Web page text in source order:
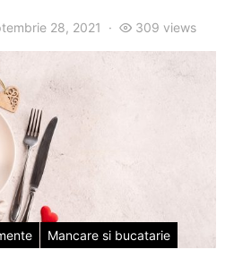
28, 2021 309 views
Mancare si bucatarie